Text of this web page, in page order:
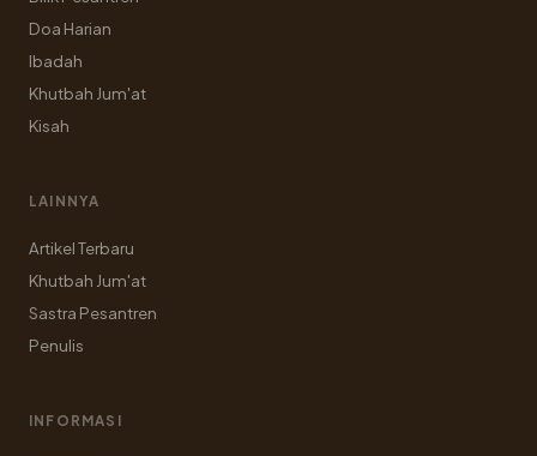
Doa Harian
Ibadah
Khutbah Jum'at
Kisah
LAINNYA
Artikel Terbaru
Khutbah Jum'at
Sastra Pesantren
Penulis
INFORMASI